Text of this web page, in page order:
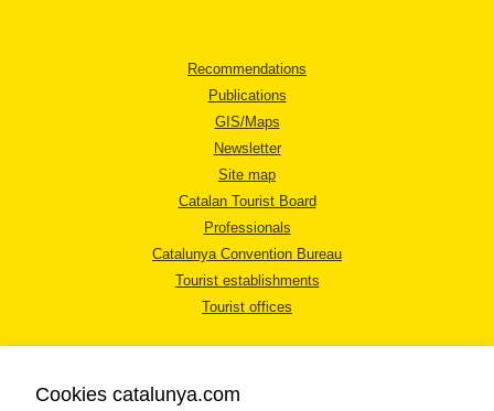
Recommendations
Publications
GIS/Maps
Newsletter
Site map
Catalan Tourist Board
Professionals
Catalunya Convention Bureau
Tourist establishments
Tourist offices
Cookies catalunya.com